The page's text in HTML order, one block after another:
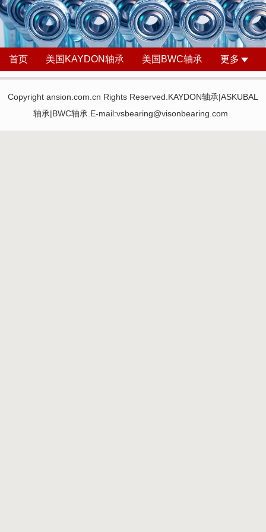
首页 美国KAYDON轴承 美国BWC轴承 更多
Copyright ansion.com.cn Rights Reserved.KAYDON轴承|ASKUBAL
轴承|BWC轴承.E-mail:vsbearing@visonbearing.com